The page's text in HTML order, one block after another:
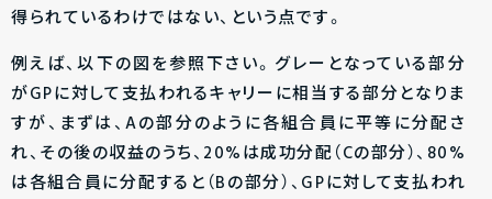
得られているわけではない、という点です。
例えば、以下の図を参照下さい。グレーとなっている部分
がGPに対して支払われるキャリーに相当する部分となりま
すが、まずは、Aの部分のように各組合員に平等に分配さ
れ、その後の収益のうち、20%は成功分配（Cの部分）、80%
は各組合員に分配すると（Bの部分）、GPに対して支払われ